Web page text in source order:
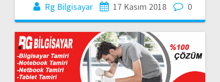
Rg Bilgisayar 17 Kasım 2018 0